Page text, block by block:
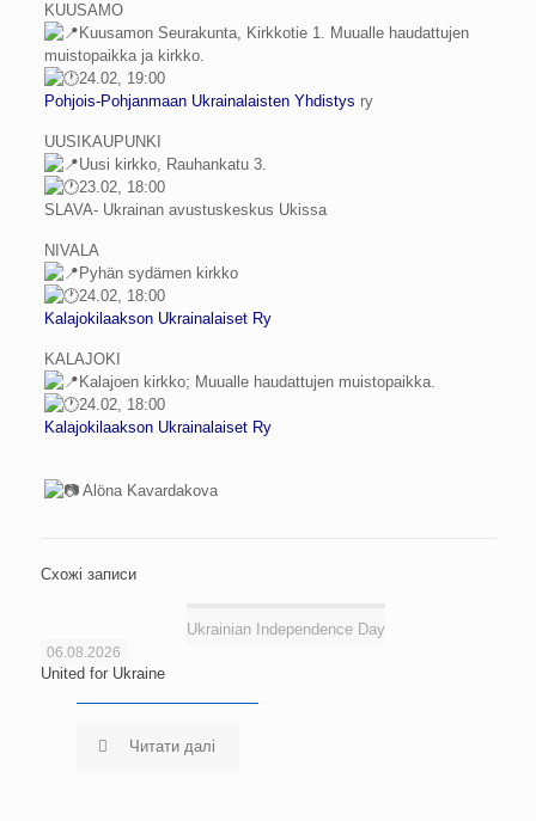
KUUSAMO
Kuusamon Seurakunta, Kirkkotie 1. Muualle haudattujen
muistopaikka ja kirkko.
24.02, 19:00
Pohjois-Pohjanmaan Ukrainalaisten Yhdistys ry
UUSIKAUPUNKI
Uusi kirkko, Rauhankatu 3.
23.02, 18:00
SLAVA- Ukrainan avustuskeskus Ukissa
NIVALA
Pyhän sydämen kirkko
24.02, 18:00
Kalajokilaakson Ukrainalaiset Ry
KALAJOKI
Kalajoen kirkko; Muualle haudattujen muistopaikka.
24.02, 18:00
Kalajokilaakson Ukrainalaiset Ry
Alöna Kavardakova
Схожі записи
Ukrainian Independence Day
06.08.2026
United for Ukraine
Читати далі